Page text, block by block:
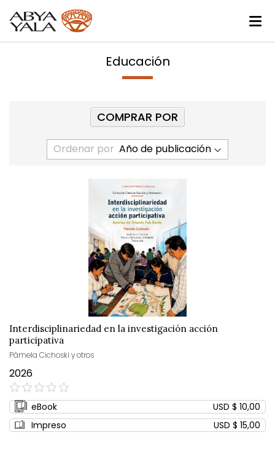
Educación
Ordenar por
Interdisciplinariedad en la investigación acción
participativa
Pâmela Cichoski y otros
2026
0%
eBook
USD $ 10,00
Impreso
USD $ 15,00
COMPRAR POR